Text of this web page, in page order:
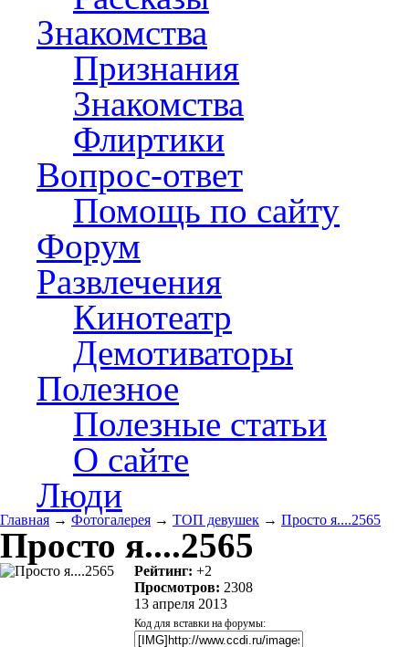
Знакомства
Признания
Знакомства
Флиртики
Вопрос-ответ
Помощь по сайту
Форум
Развлечения
Кинотеатр
Демотиваторы
Полезное
Полезные статьи
О сайте
Люди
Главная → Фотогалерея → ТОП девушек → Просто я....2565
Просто я....2565
Рейтинг: +2
Просмотров: 2308
13 апреля 2013
Код для вставки на форумы: